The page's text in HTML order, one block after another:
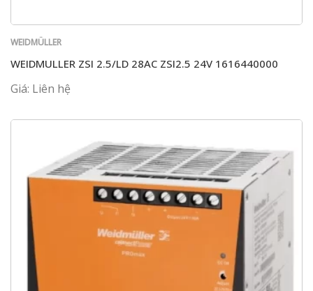
WEIDMÜLLER
WEIDMULLER ZSI 2.5/LD 28AC ZSI2.5 24V 1616440000
Giá: Liên hệ